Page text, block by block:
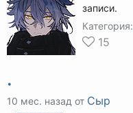
записи.
Категория:
15
.
10 мес. назад от Сыр